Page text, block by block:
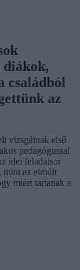
diákok,
családból
az
vizsgáinak első
pedagógussal
idei feladatsor
mint az elmúlt
miért tartanak a